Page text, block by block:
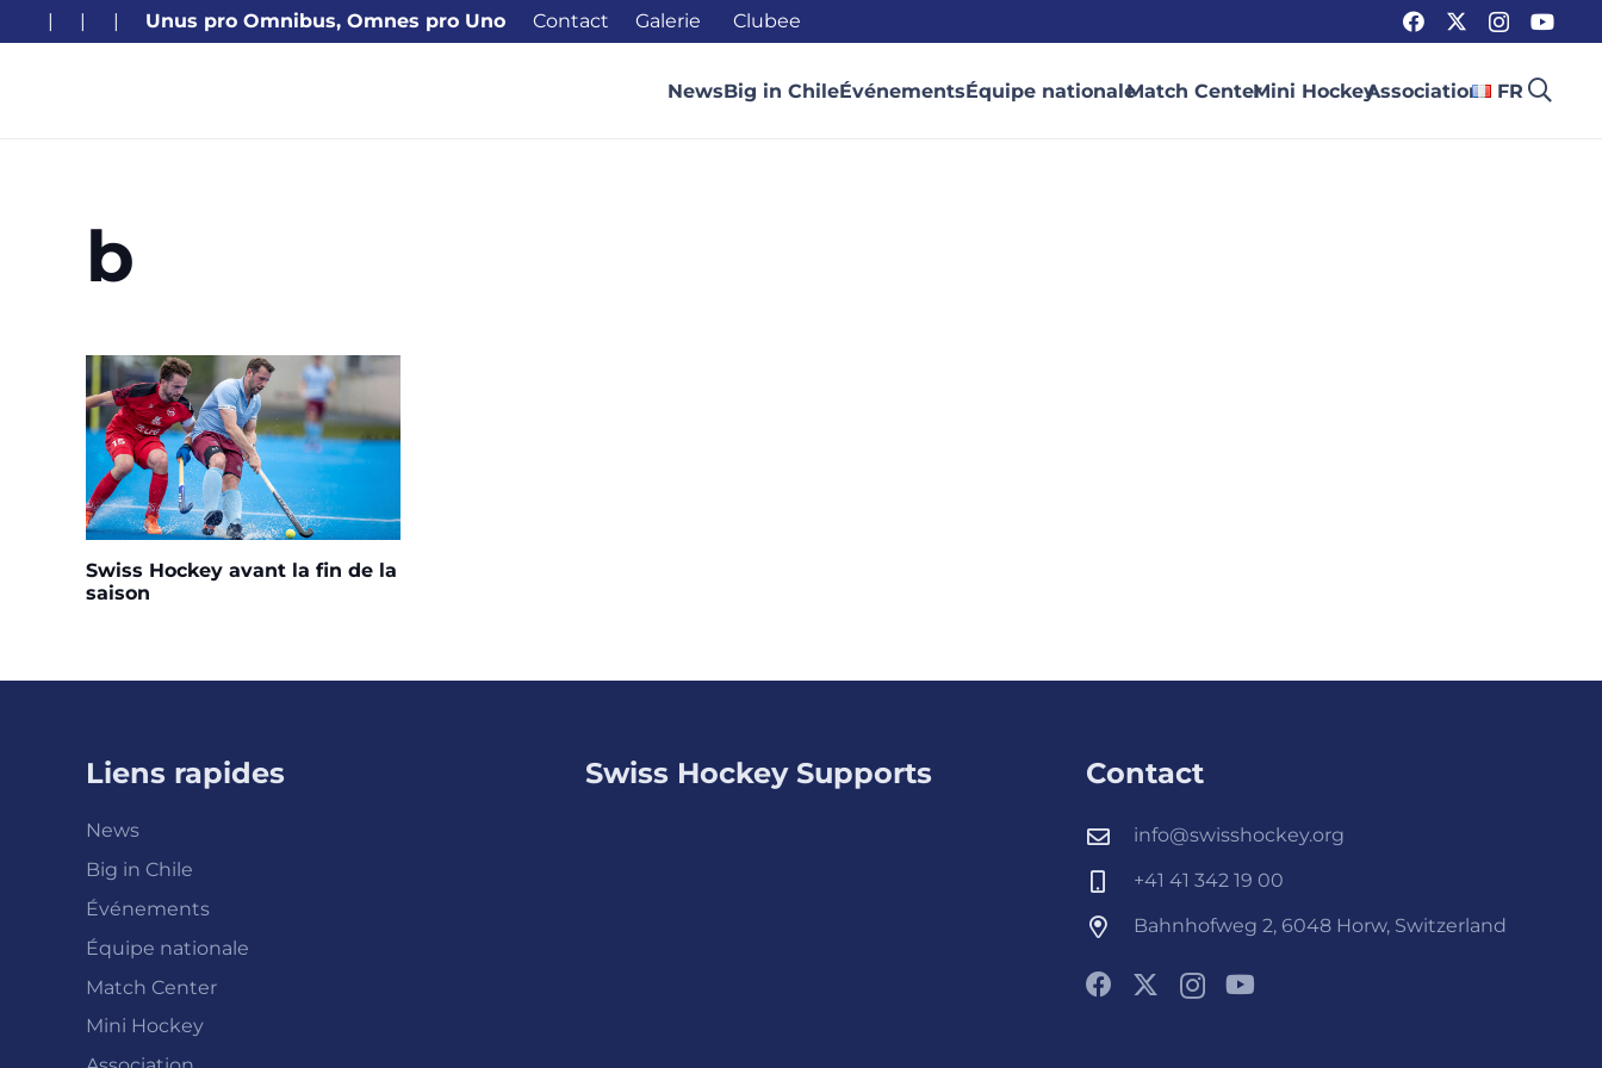
| | | Unus pro Omnibus, Omnes pro Uno Contact Galerie Clubee
NewsBig in ChileÉvénementsÉquipe nationaleMatch CenterMini HockeyAssociation FR
b
Swiss Hockey avant la fin de la
saison
Liens rapides
News
Big in Chile
Événements
Équipe nationale
Match Center
Mini Hockey
Swiss Hockey Supports Contact
info@swisshockey.org
+41 41 342 19 00
Bahnhofweg 2, 6048 Horw, Switzerland